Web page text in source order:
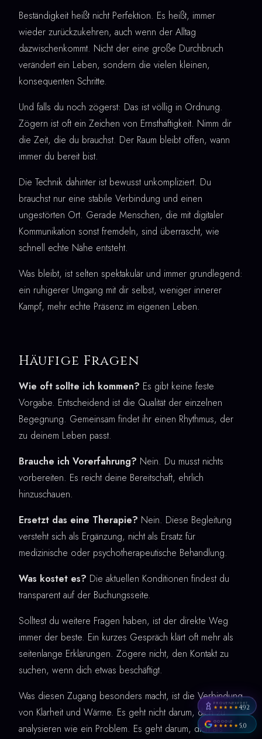
Beständigkeit heißt nicht Perfektion. Es heißt, immer
wieder zurückzukehren, auch wenn der Alltag
dazwischenkommt. Nicht der eine große Durchbruch
verändert ein Leben, sondern die vielen kleinen,
konsequenten Schritte.
Und falls du noch zögerst: Das ist völlig in Ordnung.
Zögern ist oft ein Zeichen von Ernsthaftigkeit. Nimm dir
die Zeit, die du brauchst. Der Raum bleibt offen, wann
immer du bereit bist.
Die Technik dahinter ist bewusst unkompliziert. Du
brauchst nur eine stabile Verbindung und einen
ungestörten Ort. Gerade Menschen, die mit digitaler
Kommunikation sonst fremdeln, sind überrascht, wie
schnell echte Nähe entsteht.
Was bleibt, ist selten spektakulär und immer grundlegend:
ein ruhigerer Umgang mit dir selbst, weniger innerer
Kampf, mehr echte Präsenz im eigenen Leben.
Häufige Fragen
Wie oft sollte ich kommen? Es gibt keine feste
Vorgabe. Entscheidend ist die Qualität der einzelnen
Begegnung. Gemeinsam findet ihr einen Rhythmus, der
zu deinem Leben passt.
Brauche ich Vorerfahrung? Nein. Du musst nichts
vorbereiten. Es reicht deine Bereitschaft, ehrlich
hinzuschauen.
Ersetzt das eine Therapie? Nein. Diese Begleitung
versteht sich als Ergänzung, nicht als Ersatz für
medizinische oder psychotherapeutische Behandlung.
Was kostet es? Die aktuellen Konditionen findest du
transparent auf der Buchungsseite.
Solltest du weitere Fragen haben, ist der direkte Weg
immer der beste. Ein kurzes Gespräch klärt oft mehr als
seitenlange Erklärungen. Zögere nicht, den Kontakt zu
suchen, wenn dich etwas beschäftigt.
Was diesen Zugang besonders macht, ist die Verbindung
von Klarheit und Wärme. Es geht nicht darum, dich zu
analysieren wie ein Problem. Es geht darum, dich als
PROVENEXPERT
★★★★★4,92
GOOGLE
★★★★★5,0